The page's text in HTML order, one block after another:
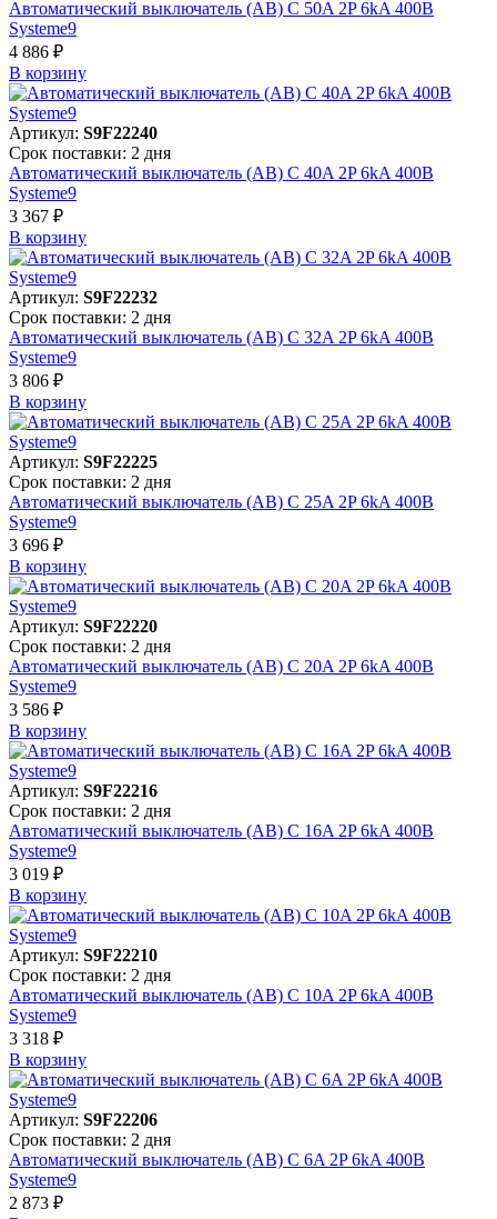
Автоматический выключатель (АВ) C 50A 2P 6kA 400В
Systeme9
4 886 ₽
В корзинy
Артикул: S9F22240
Срок поставки: 2 дня
Автоматический выключатель (АВ) C 40A 2P 6kA 400В
Systeme9
3 367 ₽
В корзинy
Артикул: S9F22232
Срок поставки: 2 дня
Автоматический выключатель (АВ) C 32A 2P 6kA 400В
Systeme9
3 806 ₽
В корзинy
Артикул: S9F22225
Срок поставки: 2 дня
Автоматический выключатель (АВ) C 25A 2P 6kA 400В
Systeme9
3 696 ₽
В корзинy
Артикул: S9F22220
Срок поставки: 2 дня
Автоматический выключатель (АВ) C 20A 2P 6kA 400В
Systeme9
3 586 ₽
В корзинy
Артикул: S9F22216
Срок поставки: 2 дня
Автоматический выключатель (АВ) C 16A 2P 6kA 400В
Systeme9
3 019 ₽
В корзинy
Артикул: S9F22210
Срок поставки: 2 дня
Автоматический выключатель (АВ) C 10A 2P 6kA 400В
Systeme9
3 318 ₽
В корзинy
Артикул: S9F22206
Срок поставки: 2 дня
Автоматический выключатель (АВ) C 6A 2P 6kA 400В
Systeme9
2 873 ₽